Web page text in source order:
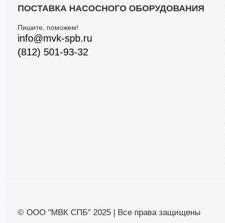
ПОСТАВКА НАСОСНОГО ОБОРУДОВАНИЯ
Пишите, поможем!
info@mvk-spb.ru
(812) 501-93-32
© ООО "МВК СПБ" 2025 | Все права защищены